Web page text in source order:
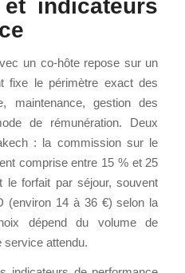
indicateurs
un co-hôte repose sur un
fixe le périmètre exact des
maintenance, gestion des
de rémunération. Deux
: la commission sur le
comprise entre 15 % et 25
forfait par séjour, souvent
(environ 14 à 36 €) selon la
dépend du volume de
service attendu.